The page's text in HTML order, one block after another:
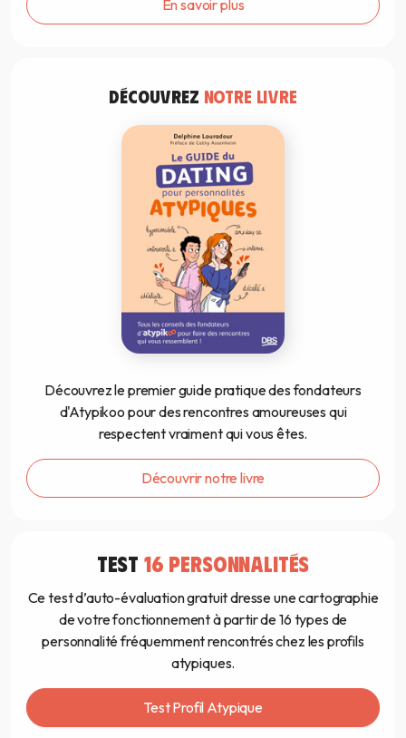
En savoir plus
DÉCOUVREZ NOTRE LIVRE
Découvrez le premier guide pratique des fondateurs
d'Atypikoo pour des rencontres amoureuses qui
respectent vraiment qui vous êtes.
Découvrir notre livre
TEST 16 PERSONNALITÉS
Ce test d’auto-évaluation gratuit dresse une cartographie
de votre fonctionnement à partir de 16 types de
personnalité fréquemment rencontrés chez les profils
atypiques.
Test Profil Atypique